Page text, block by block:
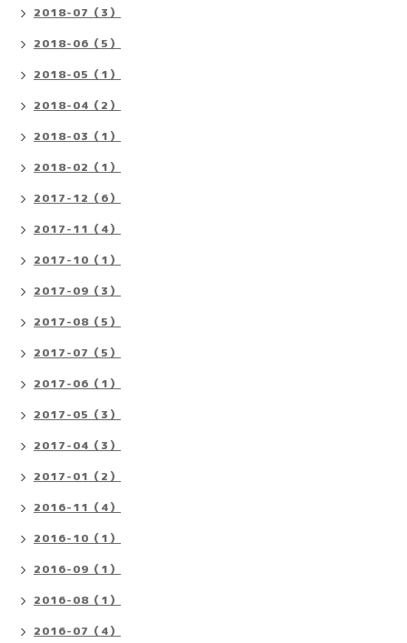
2018-07（3）
2018-06（5）
2018-05（1）
2018-04（2）
2018-03（1）
2018-02（1）
2017-12（6）
2017-11（4）
2017-10（1）
2017-09（3）
2017-08（5）
2017-07（5）
2017-06（1）
2017-05（3）
2017-04（3）
2017-01（2）
2016-11（4）
2016-10（1）
2016-09（1）
2016-08（1）
2016-07（4）